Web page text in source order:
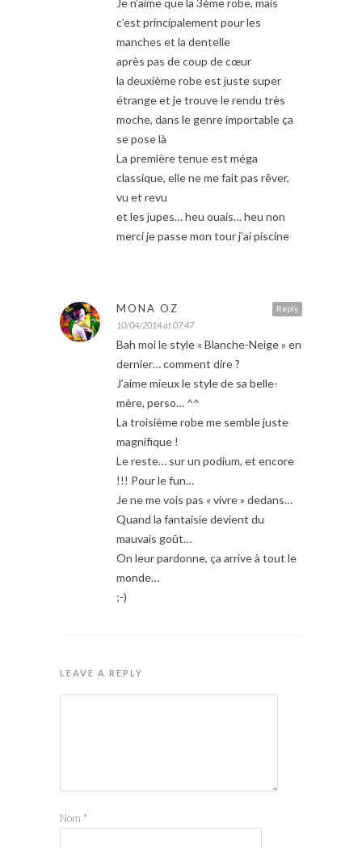
c’est principalement pour les
manches et la dentelle
après pas de coup de cœur
la deuxième robe est juste super
étrange et je trouve le rendu très
moche, dans le genre importable ça
se pose là
La première tenue est méga
classique, elle ne me fait pas rêver,
vu et revu
et les jupes… heu ouais… heu non
merci je passe mon tour j’ai piscine
Reply
MONA OZ
10/04/2014 at 07:47
Bah moi le style « Blanche-Neige » en
dernier… comment dire ?
J’aime mieux le style de sa belle-
mère, perso… ^^
La troisième robe me semble juste
magnifique !
Le reste… sur un podium, et encore
!!! Pour le fun…
Je ne me vois pas « vivre » dedans…
Quand la fantaisie devient du
mauvais goût…
On leur pardonne, ça arrive à tout le
monde…
;-)
LEAVE A REPLY
Nom *